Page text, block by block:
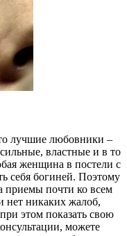
лучшие любовники –
властные и в то
женщина в постели с
себя богиней. Поэтому
приемы почти ко всем
нет никаких жалоб,
этом показать свою
можете